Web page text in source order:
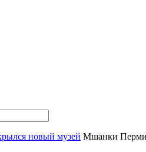
новый музей Мшанки Перми